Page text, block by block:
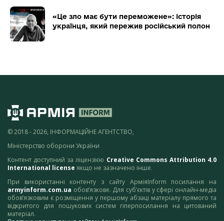
«Це зло має бути переможене»: історія
українця, який пережив російський полон
© 2018 - 2026, ІНФОРМАЦІЙНЕ АГЕНТСТВО,
Міністерство оборони України
Контент доступний за ліцензією Creative Commons Attribution 4.0
International license якщо не зазначено інше.
При використанні контенту з сайту АрміяInform посилання на
armyinform.com.ua обов’язкове. Для суб’єктів у сфері онлайн-медіа
обов’язковим є розміщення у першому абзаці матеріалу прямого та
відкритого для пошукових систем гіперпосилання на цитований
матеріал.